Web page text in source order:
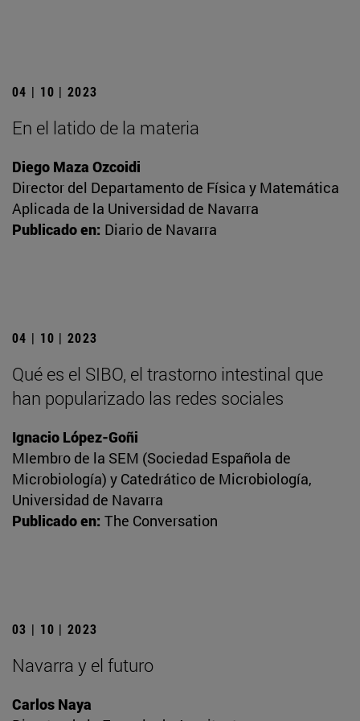
04 | 10 | 2023
En el latido de la materia
Diego Maza Ozcoidi
Director del Departamento de Física y Matemática
Aplicada de la Universidad de Navarra
Publicado en: Diario de Navarra
04 | 10 | 2023
Qué es el SIBO, el trastorno intestinal que
han popularizado las redes sociales
Ignacio López-Goñi
MIembro de la SEM (Sociedad Española de
Microbiología) y Catedrático de Microbiología,
Universidad de Navarra
Publicado en: The Conversation
03 | 10 | 2023
Navarra y el futuro
Carlos Naya